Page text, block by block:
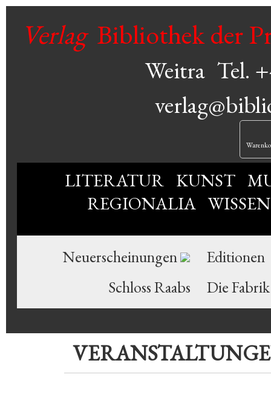
VerlagBibliothek der
Weitra Tel.
LITERATUR KUNST
REGIONALIA
Neuerscheinungen
Editionen
Schloss Raabs
Die Fabrik